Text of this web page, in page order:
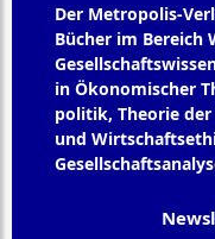
Der Metropolis-
Bücher im Bereich
in Ökonomischer
politik, Theorie
und